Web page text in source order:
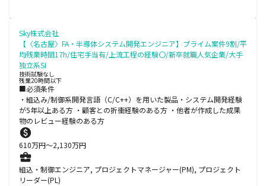
Sky株式会社
【〈名古屋〉FA・半導体システム開発エンジニア】プライム案件9割/平
均残業時間17h/住宅手当有/上流工程の経験〇/新卒就職人気企業/大手
独立系SI
技術試験なし
残業20時間以下
■必須条件
・組込み/制御系開発言語（C/C++）を用いた製品・システム開発経験
が5年以上ある方 ・顧客との折衝経験のある方 ・他者が作成した成果
物のレビュー経験のある方
610万円〜2,130万円
組込・制御エンジニア, プロジェクトマネージャー(PM), プロジェクト
リーダー(PL)